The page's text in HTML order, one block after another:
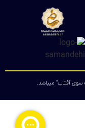
سوی آفتاب" میباشد.